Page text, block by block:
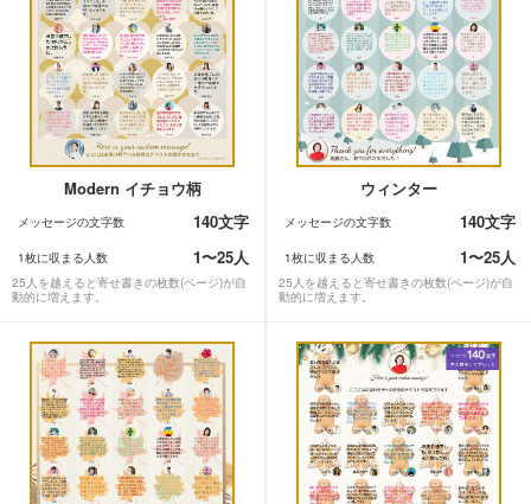
Modern イチョウ柄
メッセージの文字数 140文字
1枚に収まる人数 1〜25人
25人を越えると寄せ書きの枚数(ページ)が自
動的に増えます。
ウィンター
メッセージの文字数 140文字
1枚に収まる人数 1〜25人
25人を越えると寄せ書きの枚数(ページ)が自
動的に増えます。